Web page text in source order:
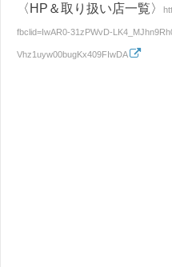
〈HP＆取り扱い店一覧〉
fbclid=IwAR0-31zPWvD-
Vhz1uyw00bugKx409FIwDA